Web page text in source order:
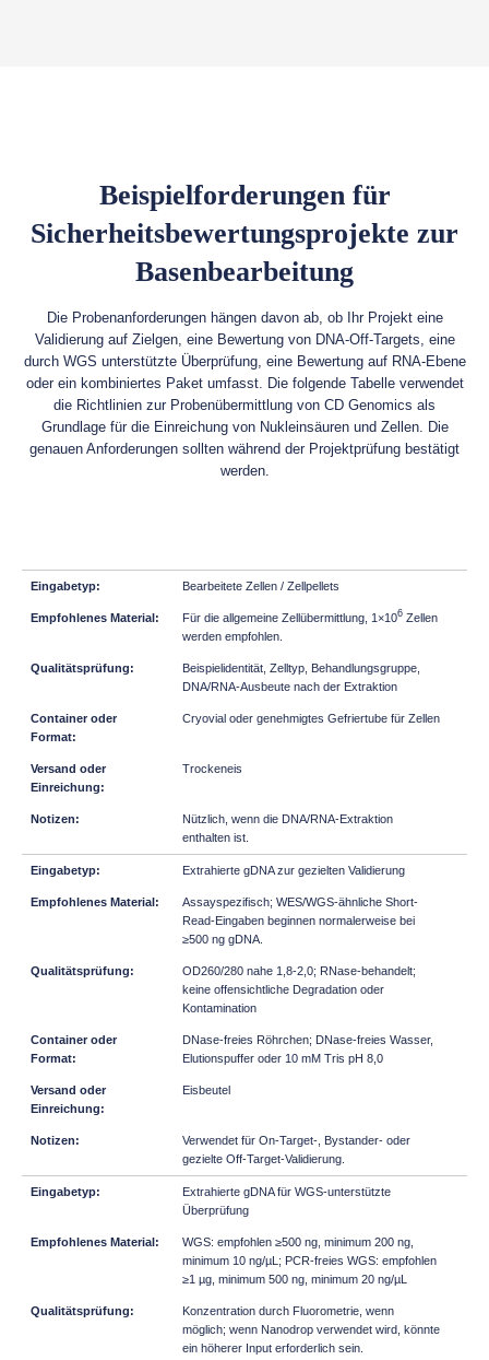
Beispielforderungen für
Sicherheitsbewertungsprojekte zur
Basenbearbeitung
Die Probenanforderungen hängen davon ab, ob Ihr Projekt eine
Validierung auf Zielgen, eine Bewertung von DNA-Off-Targets, eine
durch WGS unterstützte Überprüfung, eine Bewertung auf RNA-Ebene
oder ein kombiniertes Paket umfasst. Die folgende Tabelle verwendet
die Richtlinien zur Probenübermittlung von CD Genomics als
Grundlage für die Einreichung von Nukleinsäuren und Zellen. Die
genauen Anforderungen sollten während der Projektprüfung bestätigt
werden.
Bearbeitete Zellen / Zellpellets
Für die allgemeine Zellübermittlung, 1×106Zellen
werden empfohlen.
Beispielidentität, Zelltyp, Behandlungsgruppe,
DNA/RNA-Ausbeute nach der Extraktion
Cryovial oder genehmigtes Gefriertube für Zellen
Trockeneis
Nützlich, wenn die DNA/RNA-Extraktion
enthalten ist.
Extrahierte gDNA zur gezielten Validierung
Assayspezifisch; WES/WGS-ähnliche Short-
Read-Eingaben beginnen normalerweise bei
≥500 ng gDNA.
OD260/280 nahe 1,8-2,0; RNase-behandelt;
keine offensichtliche Degradation oder
Kontamination
DNase-freies Röhrchen; DNase-freies Wasser,
Elutionspuffer oder 10 mM Tris pH 8,0
Eisbeutel
Verwendet für On-Target-, Bystander- oder
gezielte Off-Target-Validierung.
Extrahierte gDNA für WGS-unterstützte
Überprüfung
WGS: empfohlen ≥500 ng, minimum 200 ng,
minimum 10 ng/µL; PCR-freies WGS: empfohlen
≥1 µg, minimum 500 ng, minimum 20 ng/µL
Konzentration durch Fluorometrie, wenn
möglich; wenn Nanodrop verwendet wird, könnte
ein höherer Input erforderlich sein.